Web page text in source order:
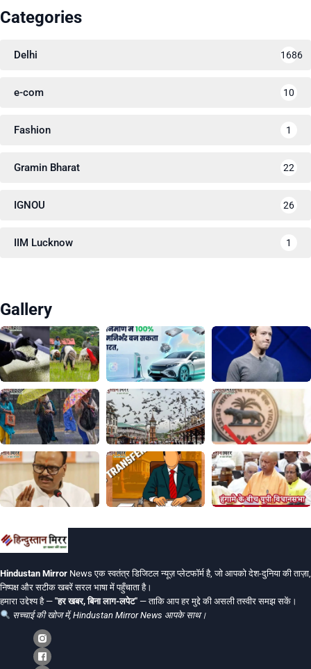
Categories
Delhi 1686
e-com 10
Fashion 1
Gramin Bharat 22
IGNOU 26
IIM Lucknow 1
Gallery
Hindustan Mirror News एक स्वतंत्र डिजिटल न्यूज़ प्लेटफॉर्म है, जो आपको देश-दुनिया की ताज़ा,
निष्पक्ष और सटीक खबरें सरल भाषा में पहुँचाता है।
हमारा उद्देश्य है — "हर खबर, बिना लाग-लपेट" — ताकि आप हर मुद्दे की असली तस्वीर समझ सकें।
सच्चाई की खोज में, Hindustan Mirror News आपके साथ।